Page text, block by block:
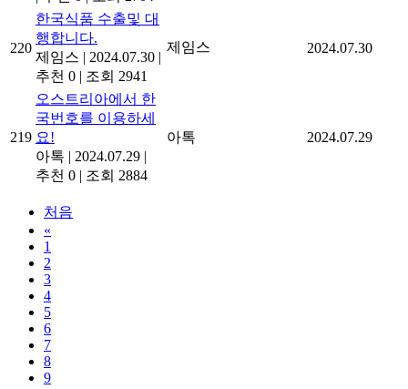
220
한국식품 수출및 대
행합니다.
제임스 | 2024.07.30 |
추천 0 | 조회 2941
제임스 2024.07.30
219
오스트리아에서 한
국번호를 이용하세
요!
아톡 | 2024.07.29 |
추천 0 | 조회 2884
아톡 2024.07.29
처음
«
1
2
3
4
5
6
7
8
9